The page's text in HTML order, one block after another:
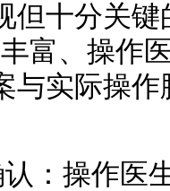
但十分关
富、操作
与实际操作
认：操作医